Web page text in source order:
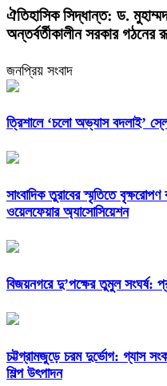
ঐতিহাসিক সিদ্ধান্ত: ড.
অন্তর্বর্তীকালীন সরকার গঠনের
জনপ্রিয় সংবাদ
‎ত্রিশালে ‘চলো অভ্যাস বদলাই’
সাংবাদিক তুরাবের স্মৃতিতে
ওয়েলফেয়ার অ্যাসোসিয়েশন
বিজয়নগরে দু’পক্ষের তুমুল
চট্টগ্রামজুড়ে চরম দুর্ভোগ: গ্যাস
শিল্প উৎপাদন